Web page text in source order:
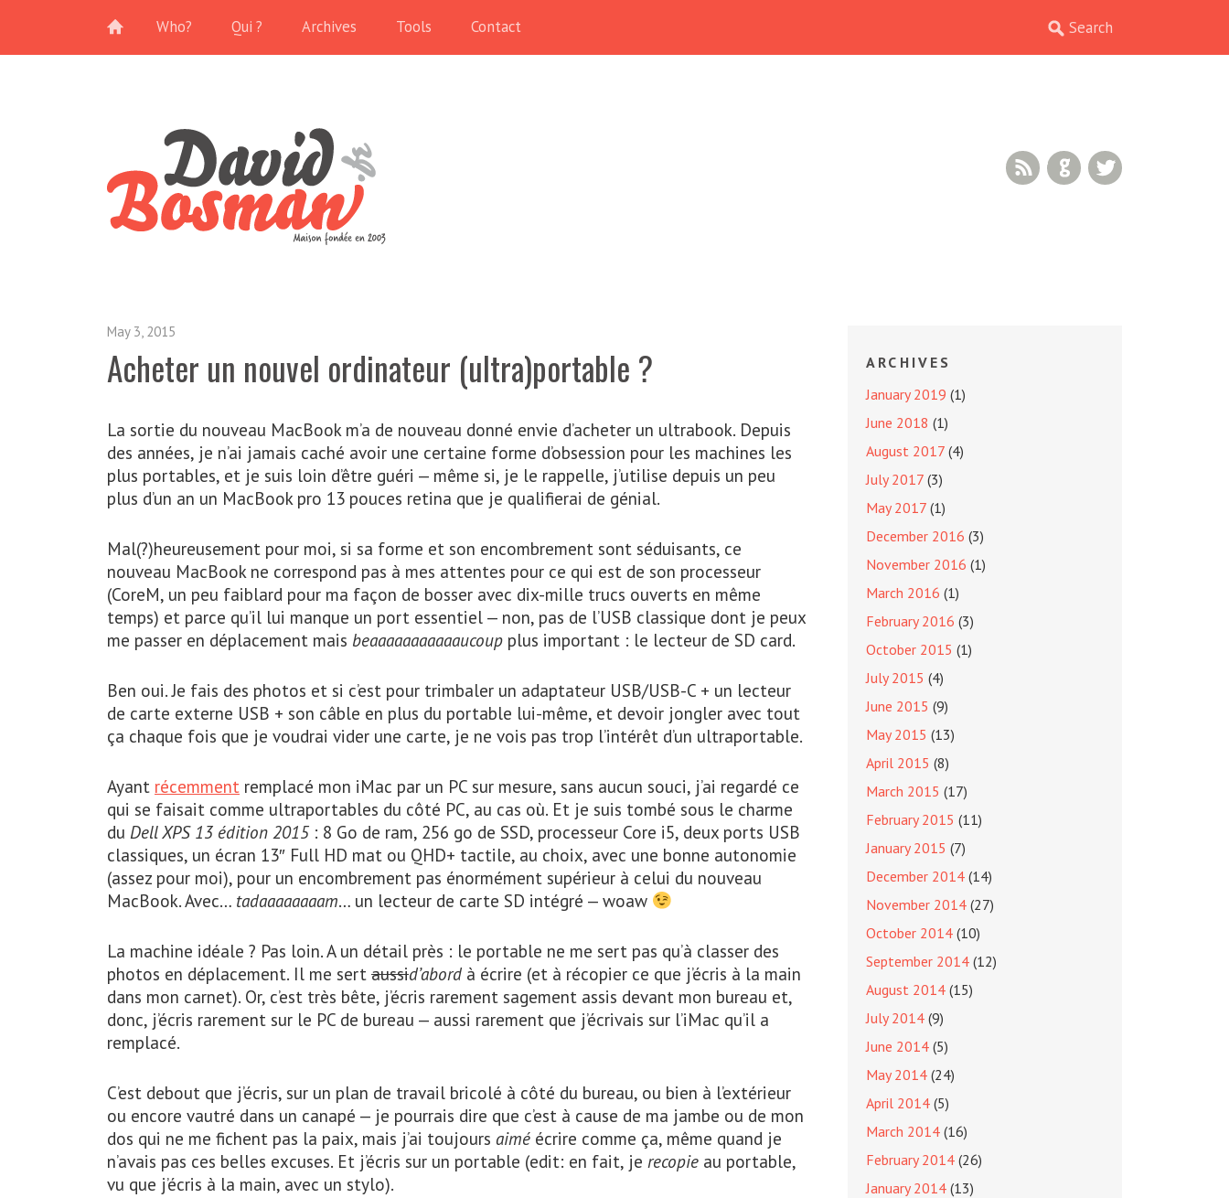
Who? Qui ? Archives Tools Contact
GitHub
RSS Feed
May 3, 2015
Acheter un nouvel ordinateur (ultra)portable ?
La sortie du nouveau MacBook m’a de nouveau donné envie d’acheter un ultrabook. Depuis
des années, je n’ai jamais caché avoir une certaine forme d’obsession pour les machines les
plus portables, et je suis loin d’être guéri — même si, je le rappelle, j’utilise depuis un peu
plus d’un an un MacBook pro 13 pouces retina que je qualifierai de génial.
Mal(?)heureusement pour moi, si sa forme et son encombrement sont séduisants, ce
nouveau MacBook ne correspond pas à mes attentes pour ce qui est de son processeur
(CoreM, un peu faiblard pour ma façon de bosser avec dix-mille trucs ouverts en même
temps) et parce qu’il lui manque un port essentiel — non, pas de l’USB classique dont je peux
me passer en déplacement mais beaaaaaaaaaaaucoup plus important : le lecteur de SD card.
Ben oui. Je fais des photos et si c’est pour trimbaler un adaptateur USB/USB-C + un lecteur
de carte externe USB + son câble en plus du portable lui-même, et devoir jongler avec tout
ça chaque fois que je voudrai vider une carte, je ne vois pas trop l’intérêt d’un ultraportable.
Ayant récemment remplacé mon iMac par un PC sur mesure, sans aucun souci, j’ai regardé ce
qui se faisait comme ultraportables du côté PC, au cas où. Et je suis tombé sous le charme
du Dell XPS 13 édition 2015 : 8 Go de ram, 256 go de SSD, processeur Core i5, deux ports USB
classiques, un écran 13″ Full HD mat ou QHD+ tactile, au choix, avec une bonne autonomie
(assez pour moi), pour un encombrement pas énormément supérieur à celui du nouveau
MacBook. Avec… tadaaaaaaaam… un lecteur de carte SD intégré — woaw
La machine idéale ? Pas loin. A un détail près : le portable ne me sert pas qu’à classer des
photos en déplacement. Il me sert aussid’abord à écrire (et à récopier ce que j’écris à la main
dans mon carnet). Or, c’est très bête, j’écris rarement sagement assis devant mon bureau et,
donc, j’écris rarement sur le PC de bureau — aussi rarement que j’écrivais sur l’iMac qu’il a
remplacé.
C’est debout que j’écris, sur un plan de travail bricolé à côté du bureau, ou bien à l’extérieur
ou encore vautré dans un canapé — je pourrais dire que c’est à cause de ma jambe ou de mon
dos qui ne me fichent pas la paix, mais j’ai toujours aimé écrire comme ça, même quand je
n’avais pas ces belles excuses. Et j’écris sur un portable (edit: en fait, je recopie au portable,
vu que j’écris à la main, avec un stylo).
ARCHIVES
January 2019 (1)
June 2018 (1)
August 2017 (4)
July 2017 (3)
May 2017 (1)
December 2016 (3)
November 2016 (1)
March 2016 (1)
February 2016 (3)
October 2015 (1)
July 2015 (4)
June 2015 (9)
May 2015 (13)
April 2015 (8)
March 2015 (17)
February 2015 (11)
January 2015 (7)
December 2014 (14)
November 2014 (27)
October 2014 (10)
September 2014 (12)
August 2014 (15)
July 2014 (9)
June 2014 (5)
May 2014 (24)
April 2014 (5)
March 2014 (16)
February 2014 (26)
January 2014 (13)